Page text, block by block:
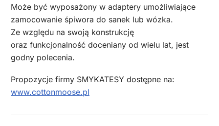
Może być wyposażony w adaptery umożliwiające
zamocowanie śpiwora do sanek lub wózka.
Ze względu na swoją konstrukcję
oraz funkcjonalność doceniany od wielu lat, jest
godny polecenia.
Propozycje firmy SMYKATESY dostępne na:
www.cottonmoose.pl